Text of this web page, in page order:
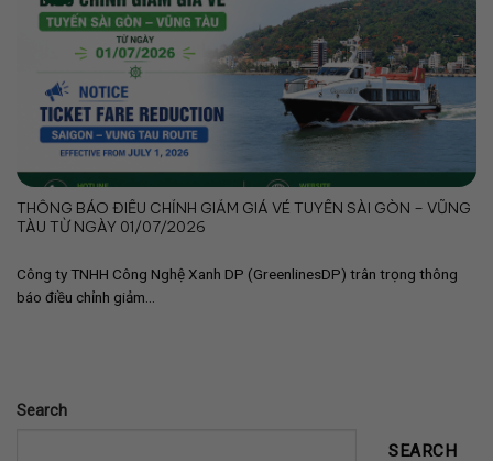
THÔNG BÁO ĐIỀU CHỈNH GIẢM GIÁ VÉ TUYẾN SÀI GÒN – VŨNG
TÀU TỪ NGÀY 01/07/2026
Công ty TNHH Công Nghệ Xanh DP (GreenlinesDP) trân trọng thông
báo điều chỉnh giảm...
Search
SEARCH